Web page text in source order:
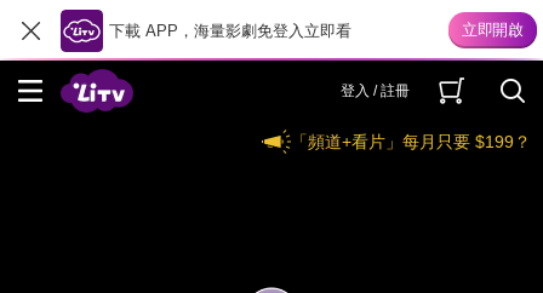
下載 APP，海量影劇免登入立即看
登入 / 註冊
「頻道+看片」每月只要 $199？